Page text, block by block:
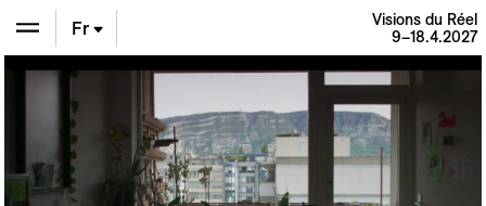
En
De
Fr
Visions du Réel
9–18.4.2027